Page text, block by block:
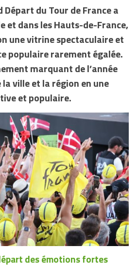
Départ du Tour de France a
et dans les Hauts-de-France,
une vitrine spectaculaire et
populaire rarement égalée.
marquant de l’année
ville et la région en une
et populaire.
des émotions fortes